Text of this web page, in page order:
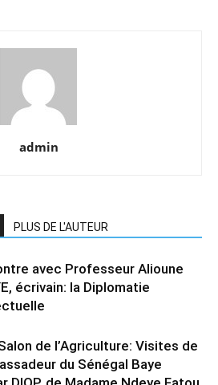
admin
PLUS DE L'AUTEUR
avec Professeur Alioune
écrivain: la Diplomatie
de l’Agriculture: Visites de
du Sénégal Baye